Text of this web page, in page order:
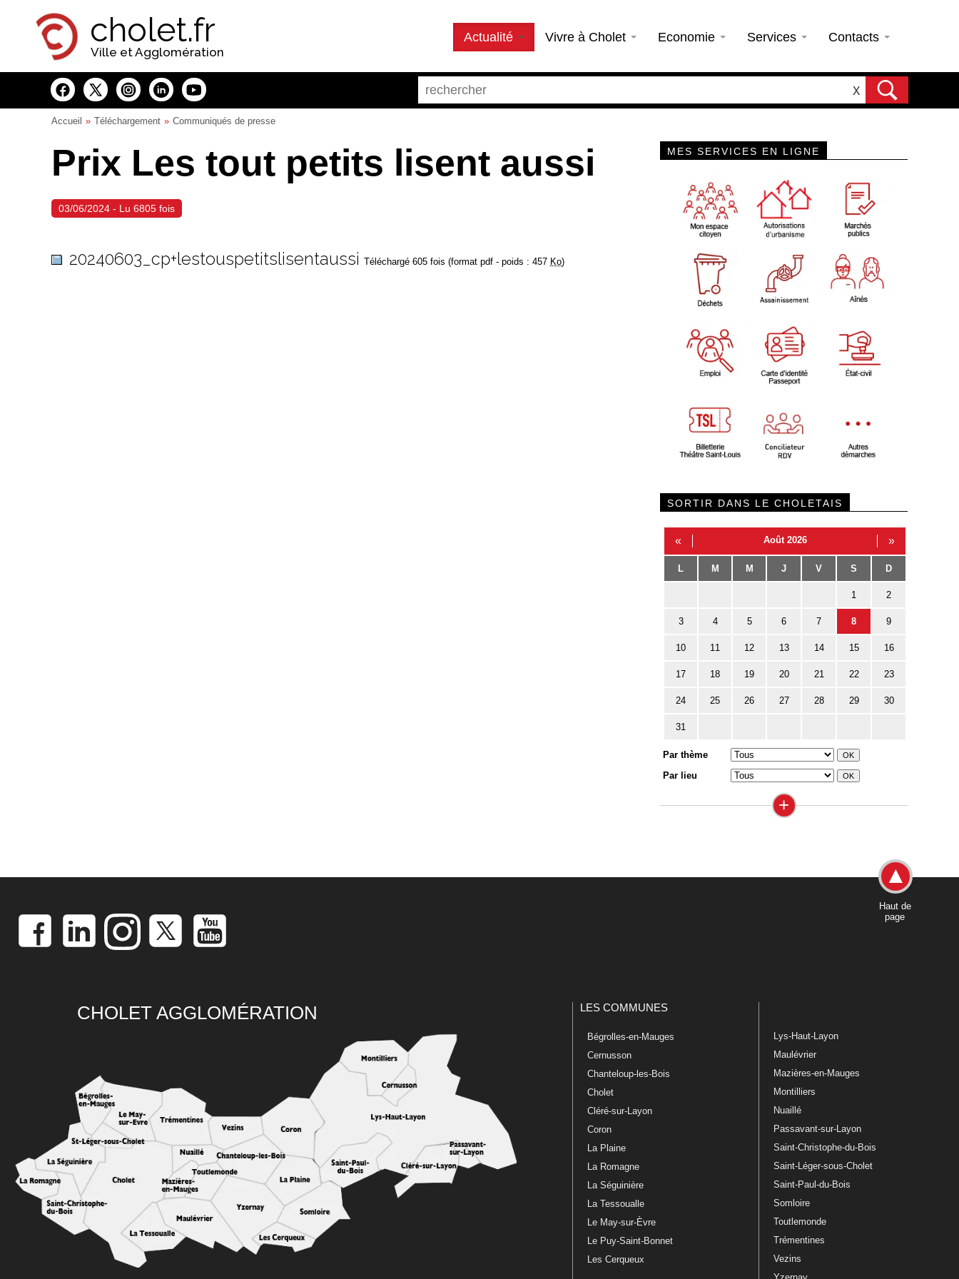
cholet.fr
Ville et Agglomération
Actualité Vivre à Cholet Economie Services Contacts
X
Accueil Téléchargement Communiqués de presse
Prix Les tout petits lisent aussi
03/06/2024 - Lu 6805 fois
20240603_cp+lestouspetitslisentaussi Téléchargé 605 fois (format pdf - poids : 457 Ko)
MES SERVICES EN LIGNE
SORTIR DANS LE CHOLETAIS
« Août 2026 »
L M M J V S D
1 2
3 4 5 6 7 8 9
10 11 12 13 14 15 16
17 18 19 20 21 22 23
24 25 26 27 28 29 30
31
Par thème
Par lieu
+
Haut de
page
CHOLET AGGLOMÉRATION LES COMMUNES
Bégrolles-en-Mauges
Cernusson
Chanteloup-les-Bois
Cholet
Cléré-sur-Layon
Coron
La Plaine
La Romagne
La Séguinière
La Tessoualle
Le May-sur-Èvre
Le Puy-Saint-Bonnet
Les Cerqueux
Lys-Haut-Layon
Maulévrier
Mazières-en-Mauges
Montilliers
Nuaillé
Passavant-sur-Layon
Saint-Christophe-du-Bois
Saint-Léger-sous-Cholet
Saint-Paul-du-Bois
Somloire
Toutlemonde
Trémentines
Vezins